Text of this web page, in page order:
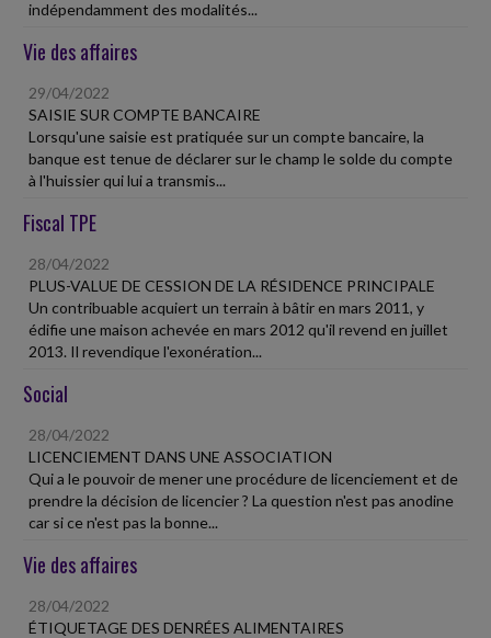
indépendamment des modalités...
Vie des affaires
29/04/2022
SAISIE SUR COMPTE BANCAIRE
Lorsqu'une saisie est pratiquée sur un compte bancaire, la
banque est tenue de déclarer sur le champ le solde du compte
à l'huissier qui lui a transmis...
Fiscal TPE
28/04/2022
PLUS-VALUE DE CESSION DE LA RÉSIDENCE PRINCIPALE
Un contribuable acquiert un terrain à bâtir en mars 2011, y
édifie une maison achevée en mars 2012 qu'il revend en juillet
2013. Il revendique l'exonération...
Social
28/04/2022
LICENCIEMENT DANS UNE ASSOCIATION
Qui a le pouvoir de mener une procédure de licenciement et de
prendre la décision de licencier ? La question n'est pas anodine
car si ce n'est pas la bonne...
Vie des affaires
28/04/2022
ÉTIQUETAGE DES DENRÉES ALIMENTAIRES